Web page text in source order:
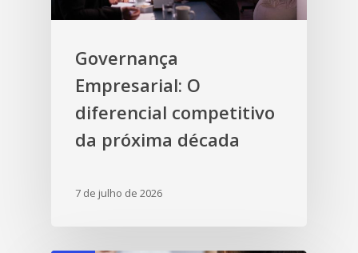
Governança
Empresarial: O
diferencial competitivo
da próxima década
7 de julho de 2026